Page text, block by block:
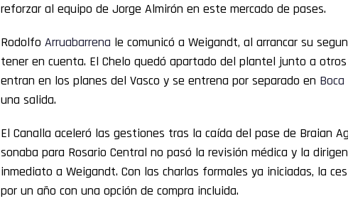
reforzar al equipo de Jorge Almirón en este mercado de pases.
Rodolfo Arruabarrena le comunicó a Weigandt, al arrancar su
tener en cuenta. El Chelo quedó apartado del plantel junto a
entran en los planes del Vasco y se entrena por separado en Boca
una salida.
El Canalla aceleró las gestiones tras la caída del pase de Braian
sonaba para Rosario Central no pasó la revisión médica y la
inmediato a Weigandt. Con las charlas formales ya iniciadas, la
por un año con una opción de compra incluida.